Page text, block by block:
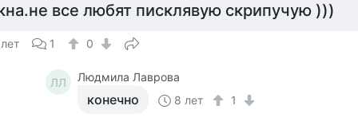
все любят писклявую скрипучую )))
1 0
ЛЛ Людмила Лаврова
конечно 8 лет 1